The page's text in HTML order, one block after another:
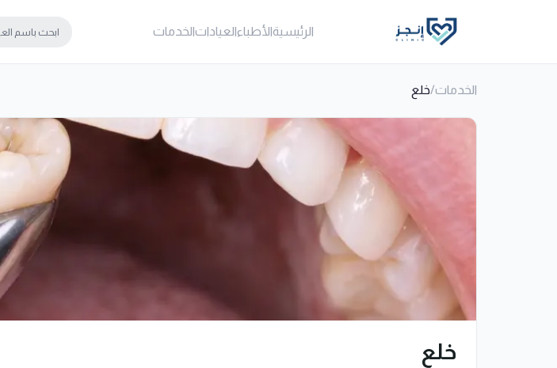
الرئيسيةالأطباءالعياداتالخدمات
الخدمات/خلع
خلع